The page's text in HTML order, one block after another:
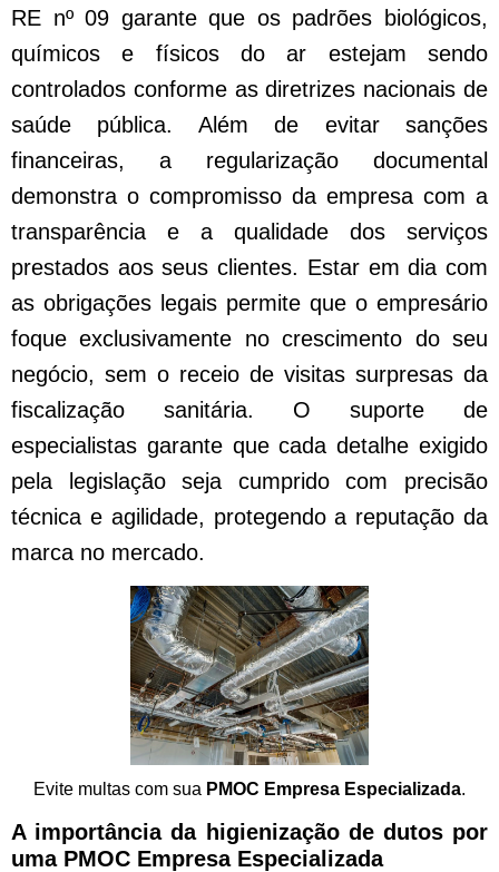
RE nº 09 garante que os padrões biológicos,
químicos e físicos do ar estejam sendo
controlados conforme as diretrizes nacionais de
saúde pública. Além de evitar sanções
financeiras, a regularização documental
demonstra o compromisso da empresa com a
transparência e a qualidade dos serviços
prestados aos seus clientes. Estar em dia com
as obrigações legais permite que o empresário
foque exclusivamente no crescimento do seu
negócio, sem o receio de visitas surpresas da
fiscalização sanitária. O suporte de
especialistas garante que cada detalhe exigido
pela legislação seja cumprido com precisão
técnica e agilidade, protegendo a reputação da
marca no mercado.
Evite multas com sua PMOC Empresa Especializada.
A importância da higienização de dutos por
uma PMOC Empresa Especializada